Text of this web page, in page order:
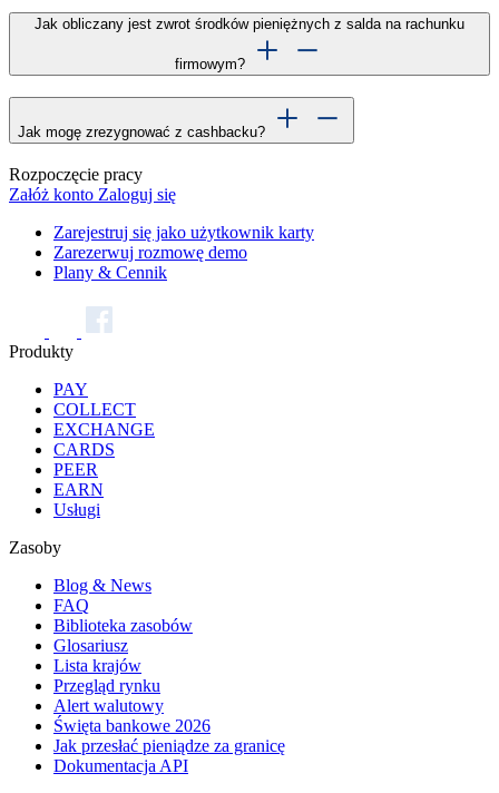
Jak obliczany jest zwrot środków pieniężnych z salda na rachunku
firmowym?
Jak mogę zrezygnować z cashbacku?
Rozpoczęcie pracy
Załóż konto Zaloguj się
Zarejestruj się jako użytkownik karty
Zarezerwuj rozmowę demo
Plany & Cennik
Produkty
PAY
COLLECT
EXCHANGE
CARDS
PEER
EARN
Usługi
Zasoby
Blog & News
FAQ
Biblioteka zasobów
Glosariusz
Lista krajów
Przegląd rynku
Alert walutowy
Święta bankowe 2026
Jak przesłać pieniądze za granicę
Dokumentacja API